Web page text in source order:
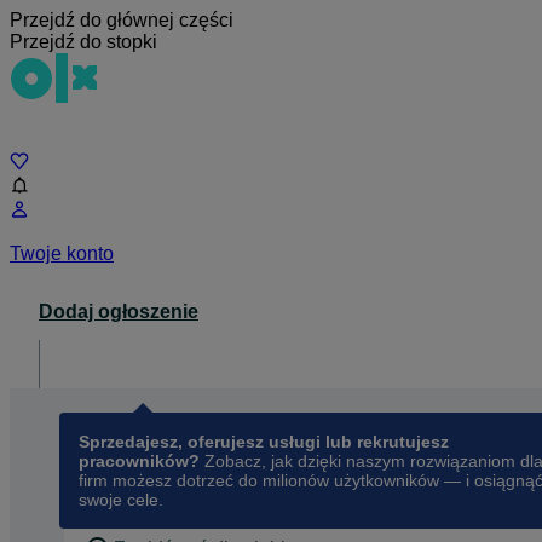
Przejdź do głównej części
Przejdź do stopki
Twoje konto
Dodaj ogłoszenie
Sprzedajesz, oferujesz usługi lub rekrutujesz
pracowników? Zobacz, jak dzięki naszym rozwiązaniom dla
firm możesz dotrzeć do milionów użytkowników — i osiągnąć
swoje cele.